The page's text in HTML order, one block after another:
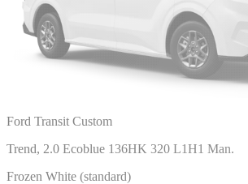
Ford Transit Custom
Trend, 2.0 Ecoblue 136HK 320 L1H1 Man.
Frozen White (standard)